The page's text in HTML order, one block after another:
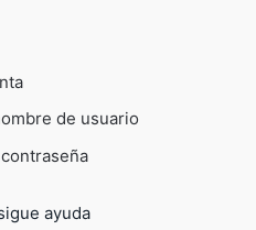
de usuario
ayuda